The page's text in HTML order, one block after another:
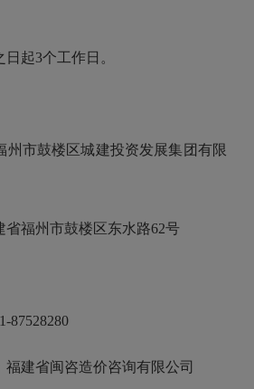
起3个工作日。
市鼓楼区城建投资发展集团有限
福州市鼓楼区东水路62号
建省闽咨造价咨询有限公司